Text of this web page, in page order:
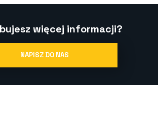
więcej informacji?
NAPISZ DO NAS